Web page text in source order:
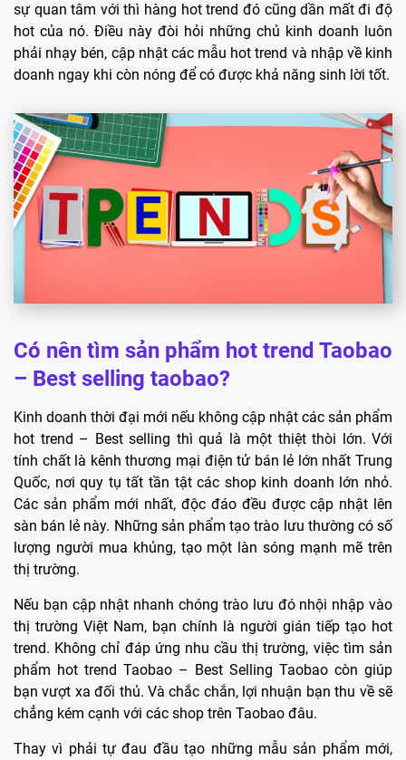
sự quan tâm với thì hàng hot trend đó cũng dần mất đi độ
hot của nó. Điều này đòi hỏi những chủ kinh doanh luôn
phải nhạy bén, cập nhật các mẫu hot trend và nhập về kinh
doanh ngay khi còn nóng để có được khả năng sinh lời tốt.
Có nên tìm sản phẩm hot trend Taobao
– Best selling taobao?
Kinh doanh thời đại mới nếu không cập nhật các sản phẩm
hot trend – Best selling thì quả là một thiệt thòi lớn. Với
tính chất là kênh thương mại điện tử bán lẻ lớn nhất Trung
Quốc, nơi quy tụ tất tần tật các shop kinh doanh lớn nhỏ.
Các sản phẩm mới nhất, độc đáo đều được cập nhật lên
sàn bán lẻ này. Những sản phẩm tạo trào lưu thường có số
lượng người mua khủng, tạo một làn sóng mạnh mẽ trên
thị trường.
Nếu bạn cập nhật nhanh chóng trào lưu đó nhội nhập vào
thị trường Việt Nam, bạn chính là người gián tiếp tạo hot
trend. Không chỉ đáp ứng nhu cầu thị trường, việc tìm sản
phẩm hot trend Taobao – Best Selling Taobao còn giúp
bạn vượt xa đối thủ. Và chắc chắn, lợi nhuận bạn thu về sẽ
chẳng kém cạnh với các shop trên Taobao đâu.
Thay vì phải tự đau đầu tạo những mẫu sản phẩm mới,